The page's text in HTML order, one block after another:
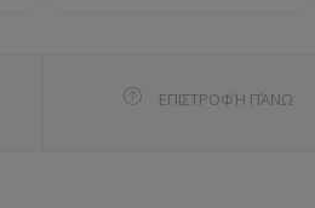
ΕΠΙΣΤΡΟΦΉ ΠΆΝΩ